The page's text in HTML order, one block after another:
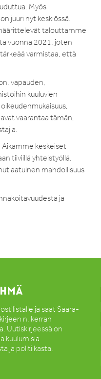
Myös
juuri nyt keskiössä.
talouttamme
vuonna 2021, joten
varmistaa, että
vapauden,
kuuluvien
vaarantaa tämän,
Aikamme keskeiset
tiiviillä yhteistyöllä.
mahdollisuus
ja
ja saat Saara-
n. kerran
Uutiskirjeessä on
kuulumisia
ja politiikasta.